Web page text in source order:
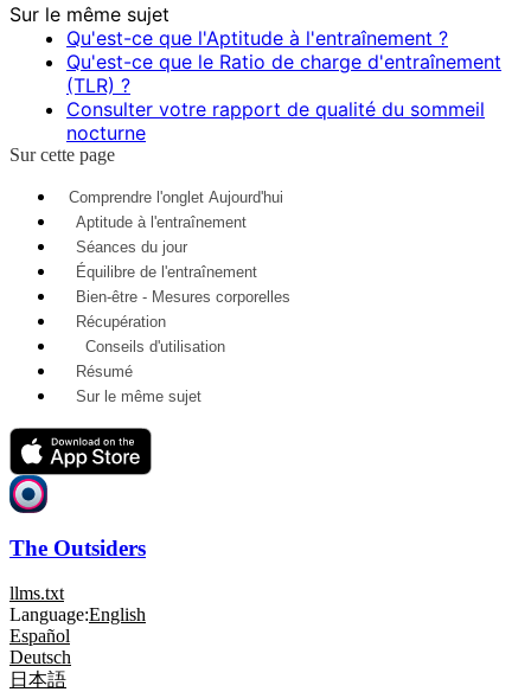
Sur le même sujet
Qu'est-ce que l'Aptitude à l'entraînement ?
Qu'est-ce que le Ratio de charge d'entraînement
(TLR) ?
Consulter votre rapport de qualité du sommeil
nocturne
Sur cette page
Comprendre l'onglet Aujourd'hui
Aptitude à l'entraînement
Séances du jour
Équilibre de l'entraînement
Bien-être - Mesures corporelles
Récupération
Conseils d'utilisation
Résumé
Sur le même sujet
The Outsiders
llms.txt
Language:English
Español
Deutsch
日本語